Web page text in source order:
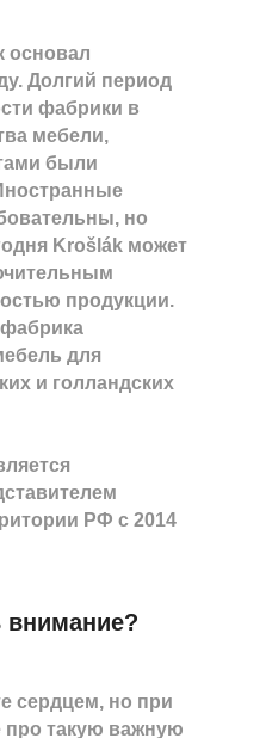
внимание?
основал
Долгий период
фабрики в
мебели,
были
но
Krošlák может
продукции.
для
и голландских
РФ с 2014
сердцем, но при
про такую важную